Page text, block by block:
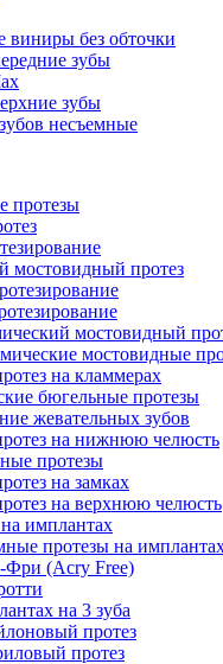
виниры без обточки
зубы
зубы
несъемные
протезы
мостовидный протез
мостовидный
мостовидные
на кламмерах
бюгельные протезы
жевательных зубов
на нижнюю челюсть
протезы
на замках
на верхнюю челюсть
имплантах
протезы на
Фри (Acry Free)
на 3 зуба
протез
протез